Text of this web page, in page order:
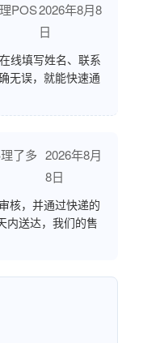
POS2026年8月8
日
线填写姓名、联系
无误，就能快速通
了多 2026年8月
8日
核，并通过快递的
内送达，我们的售